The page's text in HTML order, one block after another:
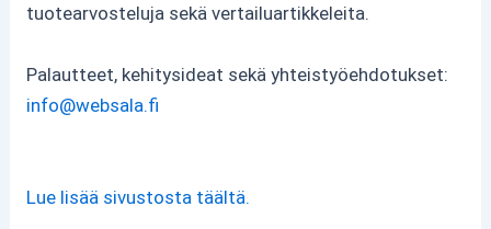
tuotearvosteluja sekä vertailuartikkeleita.
Palautteet, kehitysideat sekä yhteistyöehdotukset:
info@websala.fi
Lue lisää sivustosta täältä.